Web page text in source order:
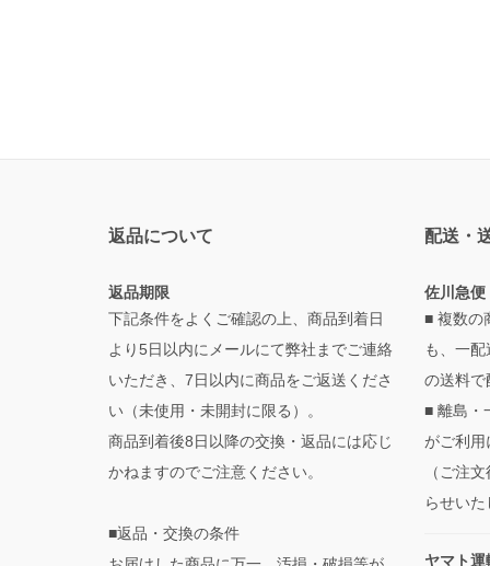
返品について
返品期限
下記条件をよくご確認の上、商品到着日
より5日以内にメールにて弊社までご連絡
いただき、7日以内に商品をご返送くださ
い（未使用・未開封に限る）。
商品到着後8日以降の交換・返品には応じ
かねますのでご注意ください。
■返品・交換の条件
配送・
佐川急便
■ 複数の
も、一
の送料で
■ 離島・
がご利
（ご注
らせい
ヤマト